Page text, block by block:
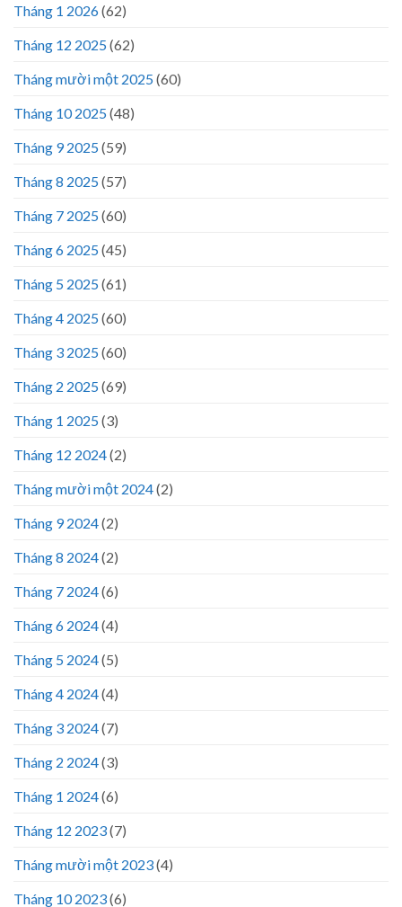
Tháng 1 2026(62)
Tháng 12 2025(62)
Tháng mười một 2025(60)
Tháng 10 2025(48)
Tháng 9 2025(59)
Tháng 8 2025(57)
Tháng 7 2025(60)
Tháng 6 2025(45)
Tháng 5 2025(61)
Tháng 4 2025(60)
Tháng 3 2025(60)
Tháng 2 2025(69)
Tháng 1 2025(3)
Tháng 12 2024(2)
Tháng mười một 2024(2)
Tháng 9 2024(2)
Tháng 8 2024(2)
Tháng 7 2024(6)
Tháng 6 2024(4)
Tháng 5 2024(5)
Tháng 4 2024(4)
Tháng 3 2024(7)
Tháng 2 2024(3)
Tháng 1 2024(6)
Tháng 12 2023(7)
Tháng mười một 2023(4)
Tháng 10 2023(6)